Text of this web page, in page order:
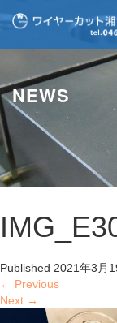
NEWS
Published 2021年3月
← Previous
Next →